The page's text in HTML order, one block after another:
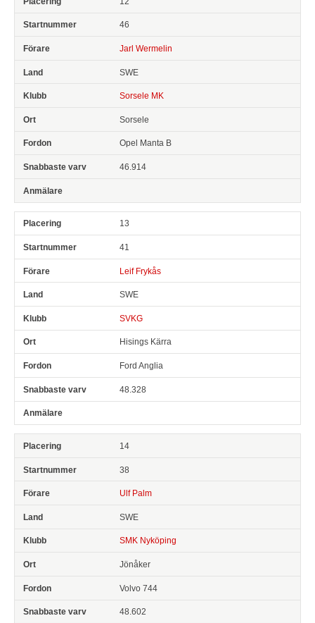
46
Jarl Wermelin
SWE
Sorsele MK
Sorsele
Opel Manta B
46.914
13
41
Leif Frykås
SWE
SVKG
Hisings Kärra
Ford Anglia
48.328
14
38
Ulf Palm
SWE
SMK Nyköping
Jönåker
Volvo 744
48.602